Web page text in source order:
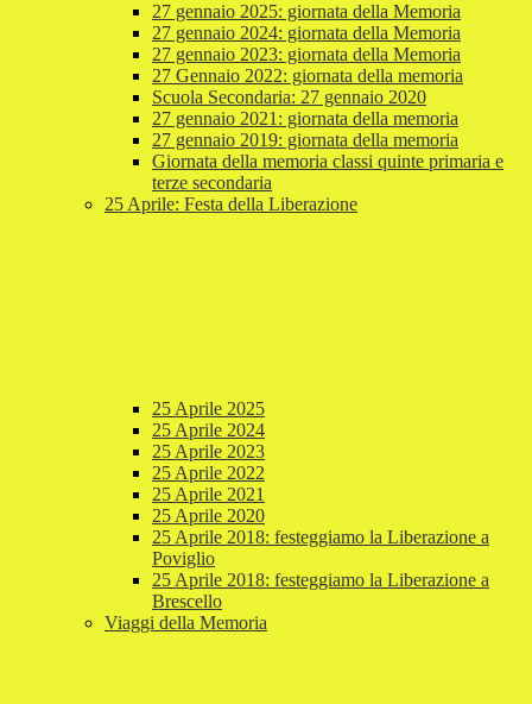
27 gennaio 2025: giornata della Memoria
27 gennaio 2024: giornata della Memoria
27 gennaio 2023: giornata della Memoria
27 Gennaio 2022: giornata della memoria
Scuola Secondaria: 27 gennaio 2020
27 gennaio 2021: giornata della memoria
27 gennaio 2019: giornata della memoria
Giornata della memoria classi quinte primaria e
terze secondaria
25 Aprile: Festa della Liberazione
25 Aprile 2025
25 Aprile 2024
25 Aprile 2023
25 Aprile 2022
25 Aprile 2021
25 Aprile 2020
25 Aprile 2018: festeggiamo la Liberazione a
Poviglio
25 Aprile 2018: festeggiamo la Liberazione a
Brescello
Viaggi della Memoria